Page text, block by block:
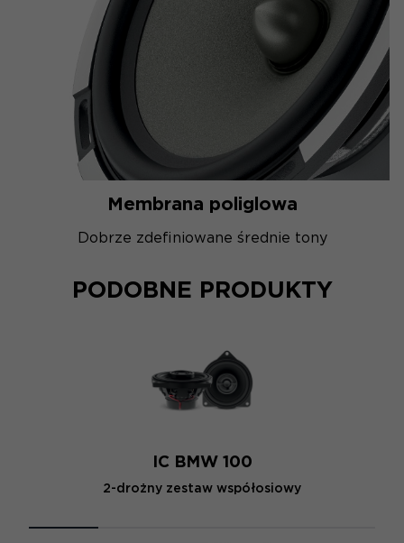
Membrana poliglowa
Dobrze zdefiniowane średnie tony
PODOBNE PRODUKTY
IC BMW 100
2-drożny zestaw współosiowy